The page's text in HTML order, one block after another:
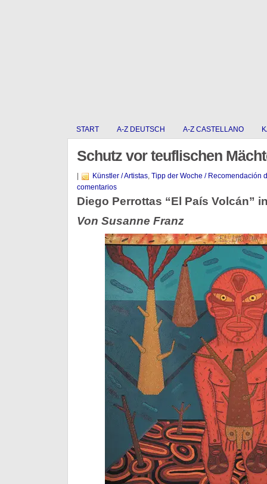
START A-Z DEUTSCH A-Z CASTELLANO
Schutz vor teuflischen
Künstler / Artistas, Tipp der Woche / Recomendación
comentarios
Diego Perrottas “El País Volcán”
Von Susanne Franz